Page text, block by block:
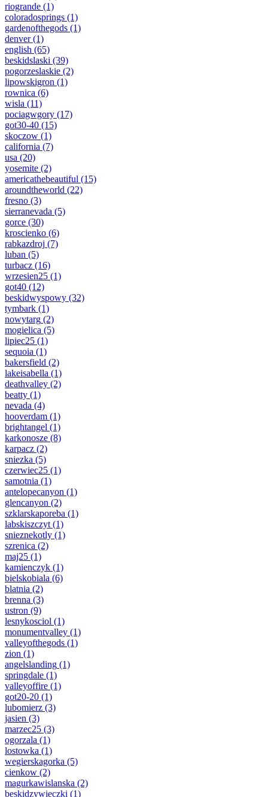
riogrande (1)
coloradosprings (1)
gardenofthegods (1)
denver(1)
english (65)
beskidslaski (39)
pogorzeslaskie (2)
lipowskigron (1)
rownica (6)
wisla (11)
pociagwgory (17)
got30-40 (15)
skoczow (1)
california (7)
usa (20)
yosemite (2)
americathebeautiful (15)
aroundtheworld (22)
fresno (3)
sierranevada (5)
gorce (30)
kroscienko (6)
rabkazdroj (7)
luban (5)
turbacz (16)
wrzesien25 (1)
got40 (12)
beskidwyspowy (32)
tymbark (1)
nowytarg (2)
mogielica (5)
lipiec25 (1)
sequoia (1)
bakersfield (2)
lakeisabella (1)
deathvalley (2)
beatty (1)
nevada (4)
hooverdam (1)
brightangel (1)
karkonosze (8)
karpacz (2)
sniezka (5)
czerwiec25 (1)
samotnia (1)
antelopecanyon (1)
glencanyon (2)
szklarskaporeba (1)
labskiszczyt(1)
snieznekotly (1)
szrenica (2)
maj25 (1)
kamienczyk (1)
bielskobiala (6)
blatnia (2)
brenna (3)
ustron (9)
lesnykosciol (1)
monumentvalley (1)
valleyofthegods (1)
zion (1)
angelslanding (1)
springdale (1)
valleyoffire (1)
got20-20 (1)
lubomierz (3)
jasien (3)
marzec25 (3)
ogorzala (1)
lostowka (1)
wegierskagorka (5)
cienkow (2)
magurkawislanska (2)
beskidzywieczki (1)